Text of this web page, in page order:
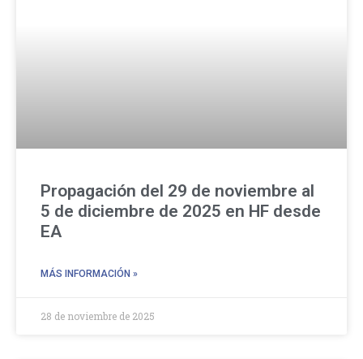
Propagación del 29 de noviembre al
5 de diciembre de 2025 en HF desde
EA
MÁS INFORMACIÓN »
28 de noviembre de 2025